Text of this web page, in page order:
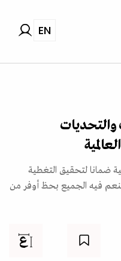
EN
والتحديات
ضمانا لتحقيق التغطية
فيه الجميع بحظ أوفر من